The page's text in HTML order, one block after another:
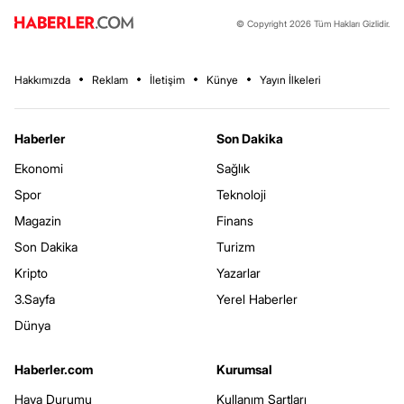
© Copyright 2026 Tüm Hakları Gizlidir.
Hakkımızda Reklam İletişim Künye Yayın İlkeleri
Haberler
Ekonomi
Spor
Magazin
Son Dakika
Kripto
3.Sayfa
Dünya
Son Dakika
Sağlık
Teknoloji
Finans
Turizm
Yazarlar
Yerel Haberler
Haberler.com
Hava Durumu
Kurumsal
Kullanım Şartları